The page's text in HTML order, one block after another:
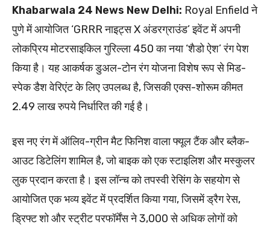
Khabarwala 24 News New Delhi: Royal Enfield ने
पुणे में आयोजित ‘GRRR नाइट्स X अंडरग्राउंड’ इवेंट में अपनी
लोकप्रिय मोटरसाइकिल गुरिल्ला 450 का नया ‘शैडो ऐश’ रंग पेश
किया है। यह आकर्षक डुअल-टोन रंग योजना विशेष रूप से मिड-
स्पेक डैश वेरिएंट के लिए उपलब्ध है, जिसकी एक्स-शोरूम कीमत
2.49 लाख रुपये निर्धारित की गई है।
इस नए रंग में ऑलिव-ग्रीन मैट फिनिश वाला फ्यूल टैंक और ब्लैक-
आउट डिटेलिंग शामिल है, जो बाइक को एक स्टाइलिश और मस्कुलर
लुक प्रदान करता है। इस लॉन्च को तपस्वी रेसिंग के सहयोग से
आयोजित एक भव्य इवेंट में प्रदर्शित किया गया, जिसमें ड्रैग रेस,
ड्रिफ्ट शो और स्ट्रीट परफॉर्मेंस ने 3,000 से अधिक लोगों को